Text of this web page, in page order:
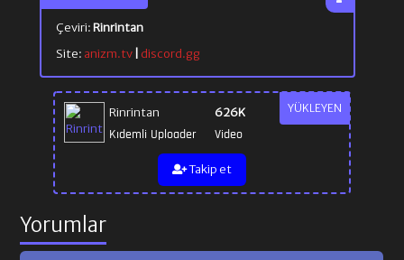
YÜKLEYEN
Rinrintan
Kıdemli Uploader
626K
Video
Takip et
Çeviri:Rinrintan
Site: anizm.tv| discord.gg
Yorumlar